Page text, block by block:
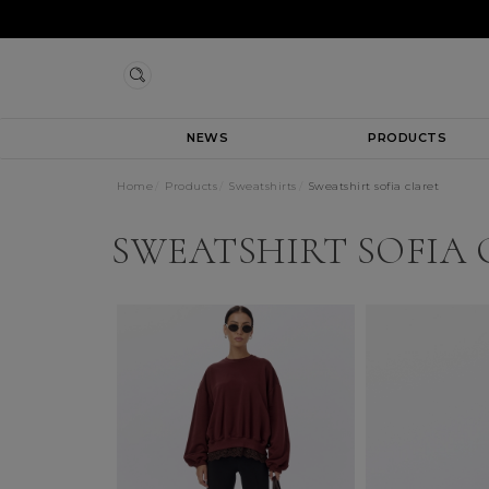
NEWS PRODUCTS
Home Products Sweatshirts Sweatshirt sofia claret
SWEATSHIRT SOFIA